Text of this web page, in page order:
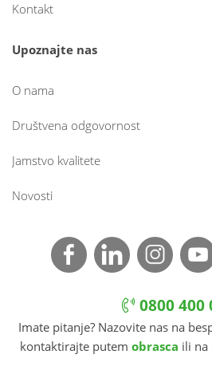
Kontakt
Upoznajte nas
O nama
Društvena odgovornost
Jamstvo kvalitete
Novosti
0800 400
Imate pitanje? Nazovite nas na
kontaktirajte putem obrasca ili na